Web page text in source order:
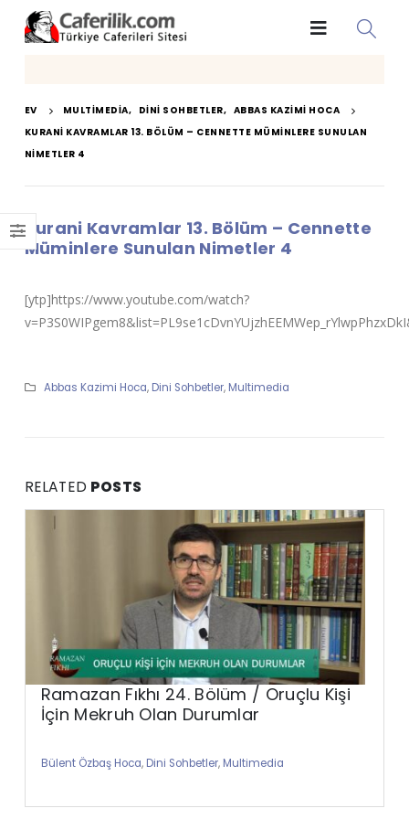
EV MULTIMEDIA, DINI SOHBETLER, ABBAS KAZIMI HOCA
KURANI KAVRAMLAR 13. BÖLÜM – CENNETTE MÜMINLERE SUNULAN
NIMETLER 4
Kurani Kavramlar 13. Bölüm – Cennette
Müminlere Sunulan Nimetler 4
[ytp]https://www.youtube.com/watch?
Abbas Kazimi Hoca, Dini Sohbetler, Multimedia
RELATED POSTS
Ramazan Fıkhı 24. Bölüm / Oruçlu Kişi
İçin Mekruh Olan Durumlar
Bülent Özbaş Hoca, Dini Sohbetler, Multimedia